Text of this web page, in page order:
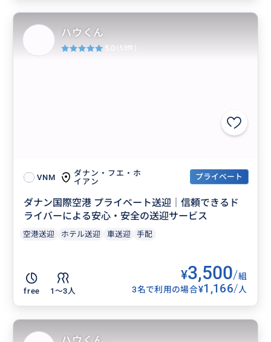
VNM
ダナン・フエ・ホ
イアン
プライベート
ダナン国際空港 プライベート送迎｜信頼できるド
ライバーによる安心・安全の送迎サービス
空港送迎 ホテル送迎 車送迎 手配
free 1〜3人
¥3,500/組
3名で利用の場合¥1,166/人
ハウくん
5.0 (53件)